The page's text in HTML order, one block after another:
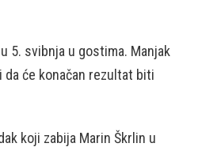
5. svibnja u gostima. Manjak
će konačan rezultat biti
koji zabija Marin Škrlin u